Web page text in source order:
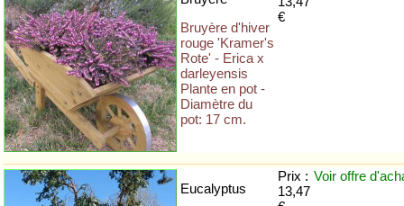
Bruyère d'hiver
rouge 'Kramer's
Rote' - Erica x
darleyensis
Plante en pot -
Diamètre du
pot: 17 cm.
€
Eucalyptus
Prix :
13,47
Voir offre